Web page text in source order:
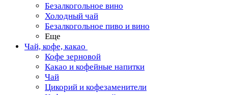
Безалкогольное вино
Холодный чай
Безалкогольное пиво и вино
Еще
Чай, кофе, какао
Кофе зерновой
Какао и кофейные напитки
Чай
Цикорий и кофезаменители